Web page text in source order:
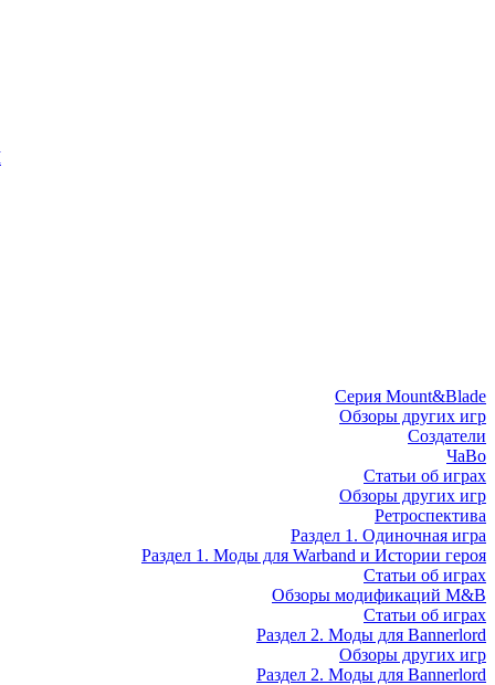
Серия Mount&Blade
Обзоры других игр
Создатели
ЧаВо
Статьи об играх
Обзоры других игр
Ретроспектива
Раздел 1. Одиночная игра
Раздел 1. Моды для Warband и Истории героя
Статьи об играх
Обзоры модификаций M&B
Статьи об играх
Раздел 2. Моды для Bannerlord
Обзоры других игр
Раздел 2. Моды для Bannerlord